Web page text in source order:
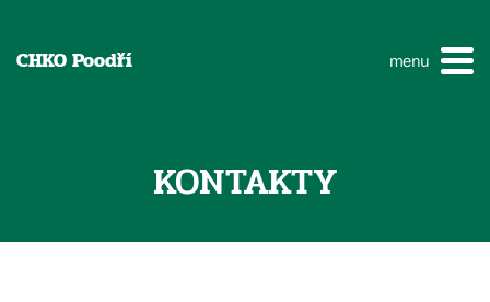
CHKO Poodří menu
KONTAKTY